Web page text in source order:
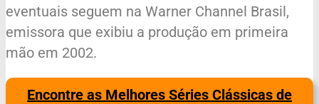
eventuais seguem na Warner Channel Brasil,
emissora que exibiu a produção em primeira
mão em 2002.
Encontre as Melhores Séries Clássicas de